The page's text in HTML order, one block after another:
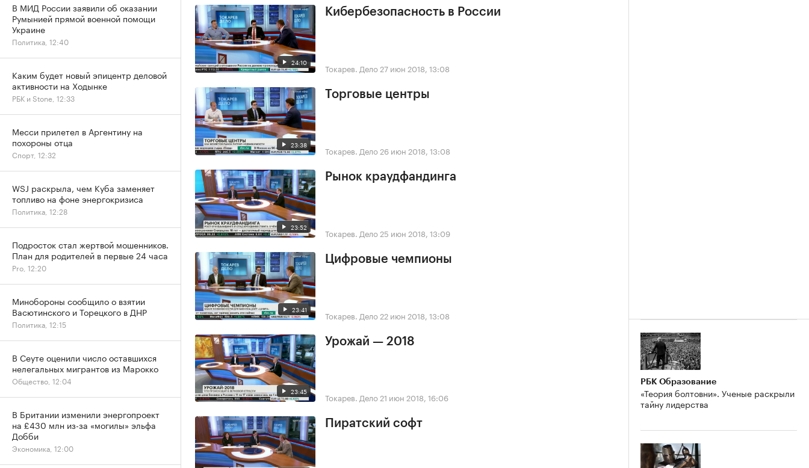
24:10
Кибербезопасность в России
Токарев. Дело 27 июн 2018, 13:08
23:38
Торговые центры
Токарев. Дело 26 июн 2018, 13:08
23:52
Рынок краудфандинга
Токарев. Дело 25 июн 2018, 13:09
23:41
Цифровые чемпионы
Токарев. Дело 22 июн 2018, 13:08
23:45
Урожай — 2018
Токарев. Дело 21 июн 2018, 16:06
Пиратский софт
РБК Образование
«Теория болтовни». Ученые раскрыли
тайну лидерства
В МИД России заявили об оказании
Румынией прямой военной помощи
Украине
Политика, 12:40
Каким будет новый эпицентр деловой
активности на Ходынке
РБК и Stone, 12:33
Месси прилетел в Аргентину на
похороны отца
Спорт, 12:32
WSJ раскрыла, чем Куба заменяет
топливо на фоне энергокризиса
Политика, 12:28
Подросток стал жертвой мошенников.
План для родителей в первые 24 часа
Pro, 12:20
Минобороны сообщило о взятии
Васютинского и Торецкого в ДНР
Политика, 12:15
В Сеуте оценили число оставшихся
нелегальных мигрантов из Марокко
Общество, 12:04
В Британии изменили энергопроект
на £430 млн из-за «могилы» эльфа
Добби
Экономика, 12:00